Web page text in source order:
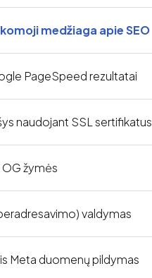
medžiaga apie SEO
PageSpeed rezultatai
naudojant SSL sertifikatus
žymės
valdymas
Meta duomenų pildymas